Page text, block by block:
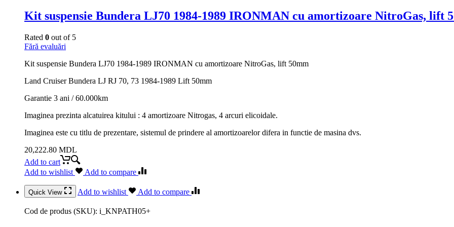
Kit suspensie Bundera LJ70 1984-1989 IRONMAN cu amortizoare NitroGas, lift
Rated 0 out of 5
Fără evaluări
Kit suspensie Bundera LJ70 1984-1989 IRONMAN cu amortizoare NitroGas, lift 50mm
Land Cruiser Bundera LJ RJ 70, 73 1984-1989 Lift 50mm
Garantie 3 ani / 60.000km
Imaginea prezinta alcatuirea kitului : 4 amortizoare Nitrogas, 4 arcuri elicoidale.
Imaginea este cu titlu de prezentare, sistemul de prindere al amortizoarelor difera in functie de masina dvs.
20,222.80 MDL
Add to cart
Add to wishlist
Add to compare
Quick View Add to wishlist Add to compare
Cod de produs (SKU): i_KNPATH05+